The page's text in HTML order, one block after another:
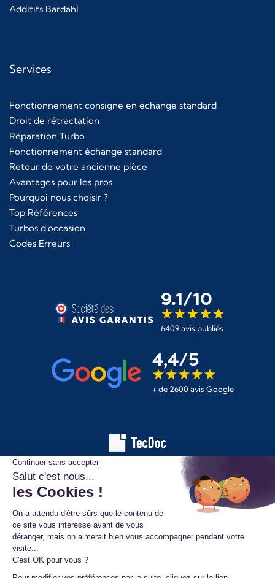
Additifs Bardahl
Services
Fonctionnement consigne en échange standard
Droit de rétractation
Réparation Turbo
Fonctionnement échange standard
Retour de votre ancienne pièce
Avantages pour les pros
Pourquoi nous choisir ?
Top Références
Turbos d'occasion
Codes Erreurs
9.1/10
6409 avis publiés
4,4/5
+ de 2600 avis Google
Les informations affichées sur ce site de pièces automobiles
proviennent de la base de données TecDoc. Elles sont protégées
par le droit d’auteur et ne peuvent en aucun cas être copiées,
reproduites, utilisées ou diffusées sans l’autorisation préalable de
TecAlliance. Toute utilisation non autorisée constitue une infraction
et pourra faire l’objet de poursuites.
Mentions légales
Conditions générales de vente